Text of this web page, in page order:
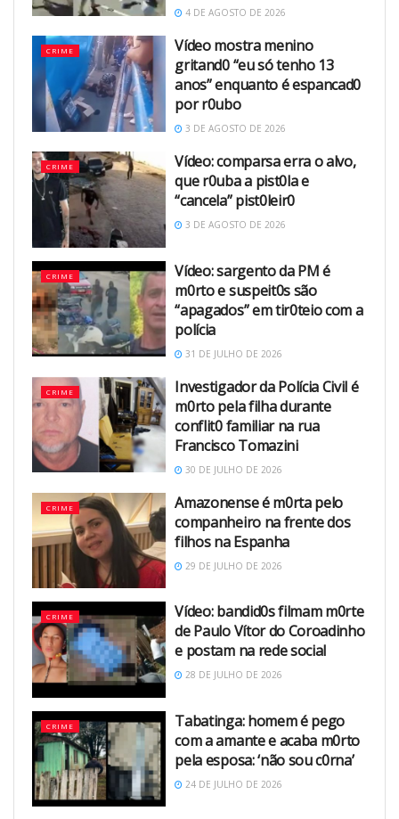
4 DE AGOSTO DE 2026
CRIME
Vídeo mostra menino
gritand0 “eu só tenho 13
anos” enquanto é espancad0
por r0ubo
3 DE AGOSTO DE 2026
CRIME
Vídeo: comparsa erra o alvo,
que r0uba a pist0la e
“cancela” pist0leir0
3 DE AGOSTO DE 2026
CRIME
Vídeo: sargento da PM é
m0rto e suspeit0s são
“apagados” em tir0teio com a
polícia
31 DE JULHO DE 2026
CRIME
Investigador da Polícia Civil é
m0rto pela filha durante
conflit0 familiar na rua
Francisco Tomazini
30 DE JULHO DE 2026
CRIME
Amazonense é m0rta pelo
companheiro na frente dos
filhos na Espanha
29 DE JULHO DE 2026
CRIME
Vídeo: bandid0s filmam m0rte
de Paulo Vítor do Coroadinho
e postam na rede social
28 DE JULHO DE 2026
CRIME
Tabatinga: homem é pego
com a amante e acaba m0rto
pela esposa: ‘não sou c0rna’
24 DE JULHO DE 2026